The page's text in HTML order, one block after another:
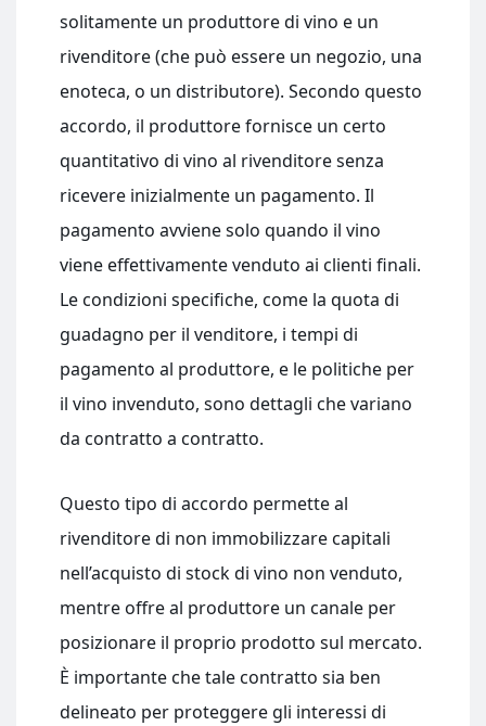
solitamente un produttore di vino e un
rivenditore (che può essere un negozio, una
enoteca, o un distributore). Secondo questo
accordo, il produttore fornisce un certo
quantitativo di vino al rivenditore senza
ricevere inizialmente un pagamento. Il
pagamento avviene solo quando il vino
viene effettivamente venduto ai clienti finali.
Le condizioni specifiche, come la quota di
guadagno per il venditore, i tempi di
pagamento al produttore, e le politiche per
il vino invenduto, sono dettagli che variano
da contratto a contratto.
Questo tipo di accordo permette al
rivenditore di non immobilizzare capitali
nell’acquisto di stock di vino non venduto,
mentre offre al produttore un canale per
posizionare il proprio prodotto sul mercato.
È importante che tale contratto sia ben
delineato per proteggere gli interessi di